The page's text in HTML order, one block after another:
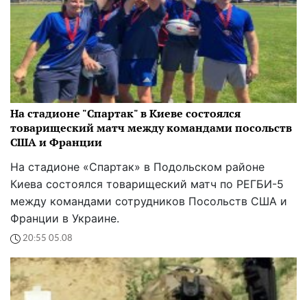
На стадионе "Спартак" в Киеве состоялся
товарищеский матч между командами посольств
США и Франции
На стадионе «Спартак» в Подольском районе
Киева состоялся товарищеский матч по РЕГБИ-5
между командами сотрудников Посольств США и
Франции в Украине.
20:55 05.08